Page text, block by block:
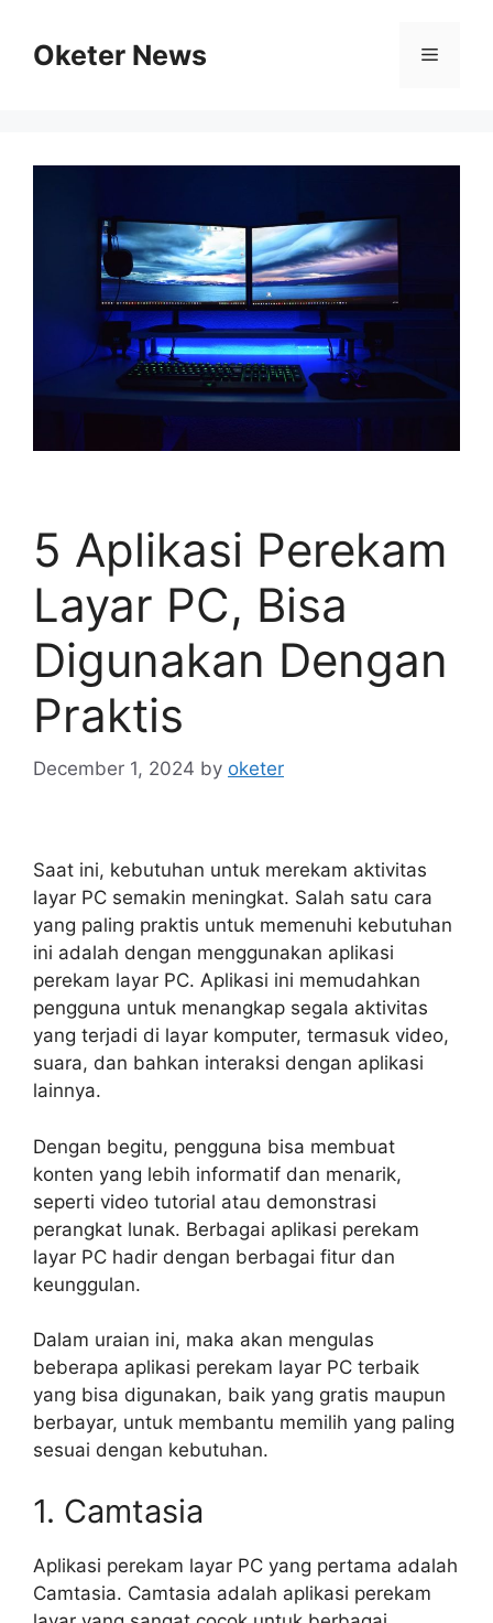
contentOketer News Menu
5 Aplikasi Perekam
Layar PC, Bisa
Digunakan Dengan
Praktis
December 1, 2024 by oketer
Saat ini, kebutuhan untuk merekam aktivitas
layar PC semakin meningkat. Salah satu cara
yang paling praktis untuk memenuhi kebutuhan
ini adalah dengan menggunakan aplikasi
perekam layar PC. Aplikasi ini memudahkan
pengguna untuk menangkap segala aktivitas
yang terjadi di layar komputer, termasuk video,
suara, dan bahkan interaksi dengan aplikasi
lainnya.
Dengan begitu, pengguna bisa membuat
konten yang lebih informatif dan menarik,
seperti video tutorial atau demonstrasi
perangkat lunak. Berbagai aplikasi perekam
layar PC hadir dengan berbagai fitur dan
keunggulan.
Dalam uraian ini, maka akan mengulas
beberapa aplikasi perekam layar PC terbaik
yang bisa digunakan, baik yang gratis maupun
berbayar, untuk membantu memilih yang paling
sesuai dengan kebutuhan.
1. Camtasia
Aplikasi perekam layar PC yang pertama adalah
Camtasia. Camtasia adalah aplikasi perekam